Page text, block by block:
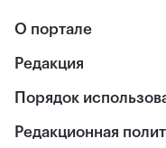
О портале
Редакция
Порядок
Редакционная